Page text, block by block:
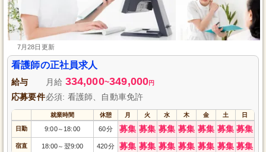
7月28日更新
看護師の正社員求人
給与 月給 334,000~349,000円
応募要件必須: 看護師、自動車免許
就業時間 休憩 月 火 水 木 金 土 日
日勤 9:00～ 18:00 60分 募集 募集 募集 募集 募集 募集 募集
宿直 18:00～ 翌9:00 420分 募集 募集 募集 募集 募集 募集 募集